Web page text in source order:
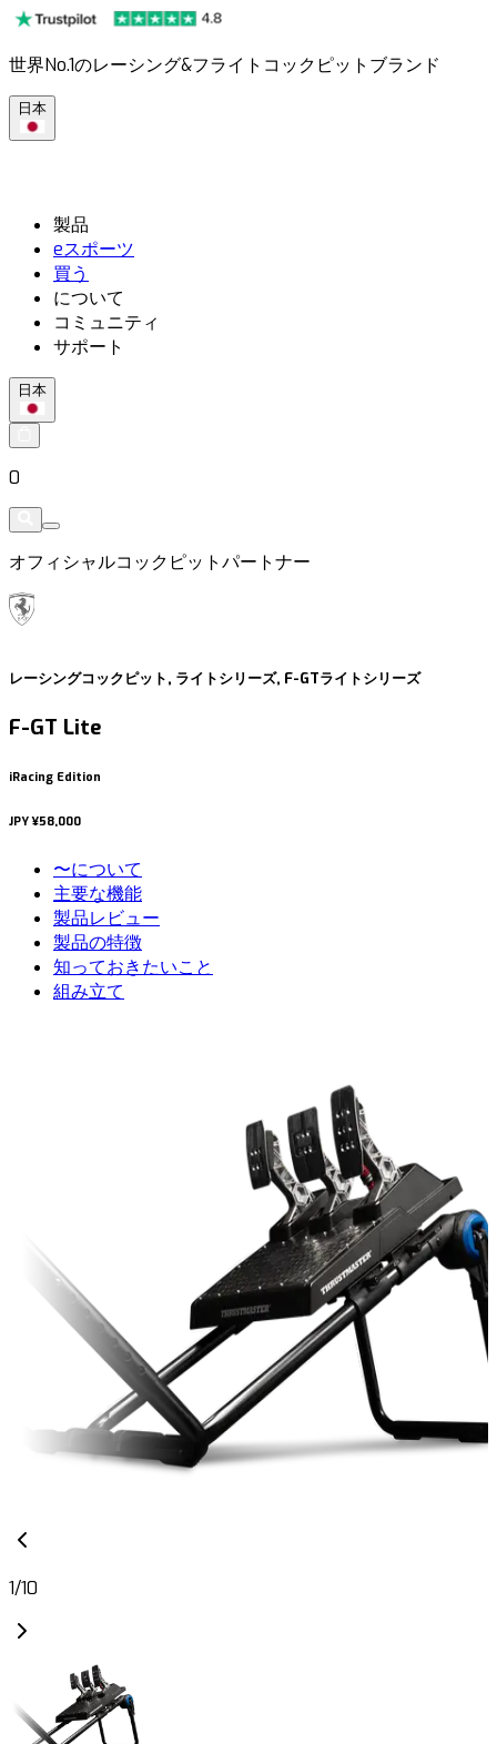
世界No.1のレーシング&フライトコックピットブランド
日本
製品
eスポーツ
買う
について
コミュニティ
サポート
日本
0
オフィシャルコックピットパートナー
レーシングコックピット, ライトシリーズ, F-GTライトシリーズ
F-GT Lite
iRacing Edition
JPY ¥58,000
〜について
主要な機能
製品レビュー
製品の特徴
知っておきたいこと
組み立て
1/10